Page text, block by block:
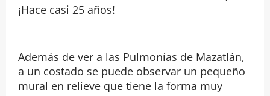
¡Hace casi 25 años!
Además de ver a las Pulmonías de Mazatlán,
a un costado se puede observar un pequeño
mural en relieve que tiene la forma muy